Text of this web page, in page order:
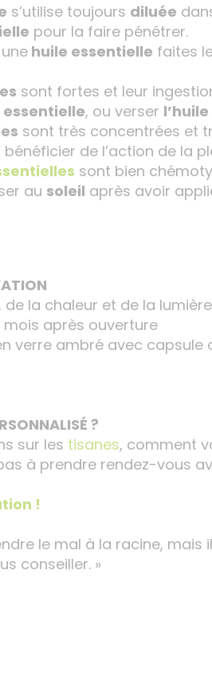
s’utilise toujours diluée
pour la faire pénétrer.
huile essentielle faites
sont fortes et leur
essentielle, ou verser l’huile
sont très concentrées et
de l’action de la
sont bien
au soleil après avoir
de la chaleur et de la lumière
mois après ouverture
verre ambré avec
?
sur les tisanes, comment
à prendre rendez-vous
!
le mal à la racine,
conseiller. »